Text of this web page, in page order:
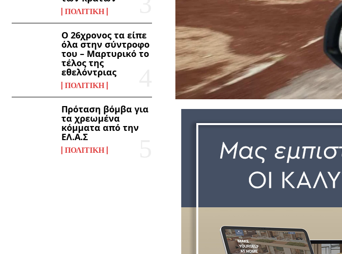
ΠΟΛΙΤΙΚΉ
Ο 26χρονος τα είπε
όλα στην σύντροφο
του – Μαρτυρικό το
τέλος της
εθελόντριας
ΠΟΛΙΤΙΚΉ
Πρόταση βόμβα για
τα χρεωμένα
κόμματα από την
ΕΛ.Α.Σ
ΠΟΛΙΤΙΚΉ